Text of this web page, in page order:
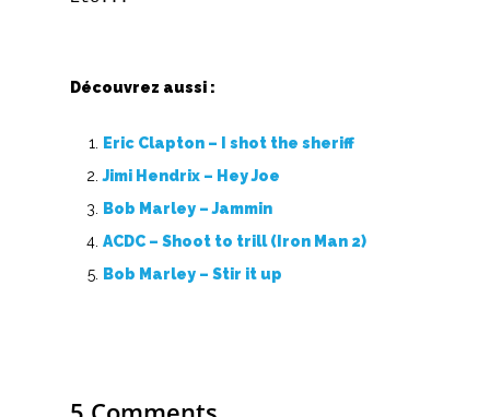
Découvrez aussi :
Eric Clapton – I shot the sheriff
Jimi Hendrix – Hey Joe
Bob Marley – Jammin
ACDC – Shoot to trill (Iron Man 2)
Bob Marley – Stir it up
D
F